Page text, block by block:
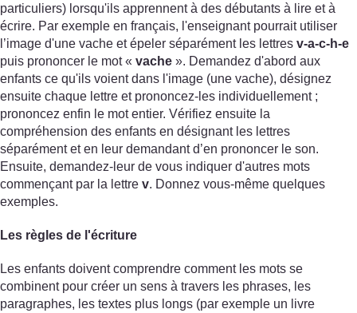
particuliers) lorsqu'ils apprennent à des débutants à lire et à
écrire. Par exemple en français, l'enseignant pourrait utiliser
l’image d'une vache et épeler séparément les lettres v-a-c-h-e
puis prononcer le mot « vache ». Demandez d'abord aux
enfants ce qu'ils voient dans l'image (une vache), désignez
ensuite chaque lettre et prononcez-les individuellement ;
prononcez enfin le mot entier. Vérifiez ensuite la
compréhension des enfants en désignant les lettres
séparément et en leur demandant d’en prononcer le son.
Ensuite, demandez-leur de vous indiquer d'autres mots
commençant par la lettre v. Donnez vous-même quelques
exemples.
Les règles de l'écriture
Les enfants doivent comprendre comment les mots se
combinent pour créer un sens à travers les phrases, les
paragraphes, les textes plus longs (par exemple un livre